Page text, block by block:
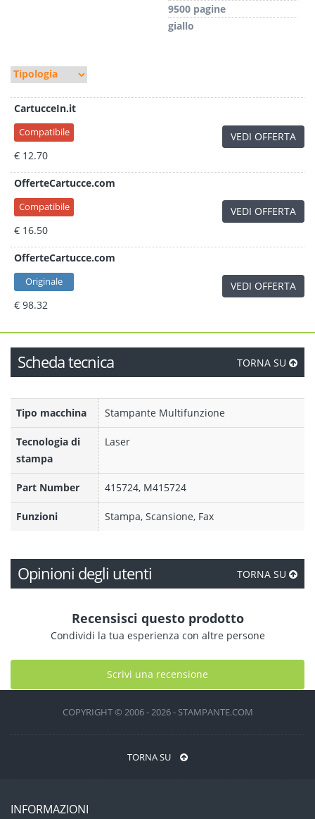
9500 pagine
giallo
CartucceIn.it
Compatibile
€ 12.70
VEDI OFFERTA
OfferteCartucce.com
Compatibile
€ 16.50
VEDI OFFERTA
OfferteCartucce.com
Originale
€ 98.32
VEDI OFFERTA
Scheda tecnica TORNA SU
Tipo macchina Stampante Multifunzione
Tecnologia di
stampa
Laser
Part Number 415724, M415724
Funzioni Stampa, Scansione, Fax
Opinioni degli utenti TORNA SU
Recensisci questo prodotto
Condividi la tua esperienza con altre persone
Scrivi una recensione
COPYRIGHT © 2006 - 2026 - STAMPANTE.COM
TORNA SU
INFORMAZIONI